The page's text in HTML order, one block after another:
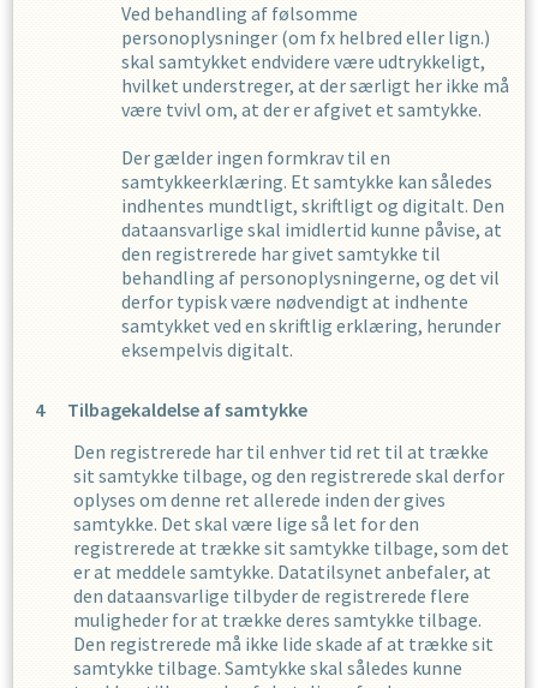
Ved behandling af følsomme
personoplysninger (om fx helbred eller lign.)
skal samtykket endvidere være udtrykkeligt,
hvilket understreger, at der særligt her ikke må
være tvivl om, at der er afgivet et samtykke.
Der gælder ingen formkrav til en
samtykkeerklæring. Et samtykke kan således
indhentes mundtligt, skriftligt og digitalt. Den
dataansvarlige skal imidlertid kunne påvise, at
den registrerede har givet samtykke til
behandling af personoplysningerne, og det vil
derfor typisk være nødvendigt at indhente
samtykket ved en skriftlig erklæring, herunder
eksempelvis digitalt.
Tilbagekaldelse af samtykke
Den registrerede har til enhver tid ret til at trække
sit samtykke tilbage, og den registrerede skal derfor
oplyses om denne ret allerede inden der gives
samtykke. Det skal være lige så let for den
registrerede at trække sit samtykke tilbage, som det
er at meddele samtykke. Datatilsynet anbefaler, at
den dataansvarlige tilbyder de registrerede flere
muligheder for at trække deres samtykke tilbage.
Den registrerede må ikke lide skade af at trække sit
samtykke tilbage. Samtykke skal således kunne